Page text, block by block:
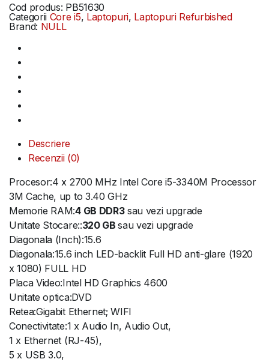
Cod produs: PB51630
Categorii Core i5, Laptopuri, Laptopuri Refurbished
Brand: NULL
Descriere
Recenzii (0)
Procesor:4 x 2700 MHz Intel Core i5-3340M Processor
3M Cache, up to 3.40 GHz
Memorie RAM:4 GB DDR3sau vezi upgrade
Unitate Stocare::320 GBsau vezi upgrade
Diagonala (Inch):15.6
Diagonala:15.6 inch LED-backlit Full HD anti-glare (1920
x 1080) FULL HD
Placa Video:Intel HD Graphics 4600
Unitate optica:DVD
Retea:Gigabit Ethernet; WIFI
Conectivitate:1 x Audio In, Audio Out,
1 x Ethernet (RJ-45),
5 x USB 3.0,